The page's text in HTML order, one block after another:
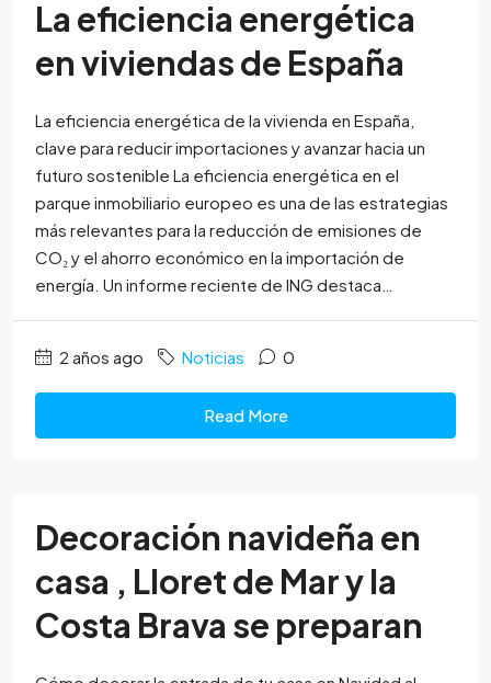
La eficiencia energética
en viviendas de España
La eficiencia energética de la vivienda en España,
clave para reducir importaciones y avanzar hacia un
futuro sostenible La eficiencia energética en el
parque inmobiliario europeo es una de las estrategias
más relevantes para la reducción de emisiones de
CO₂ y el ahorro económico en la importación de
energía. Un informe reciente de ING destaca…
2 años ago Noticias 0
Read More
Decoración navideña en
casa , Lloret de Mar y la
Costa Brava se preparan